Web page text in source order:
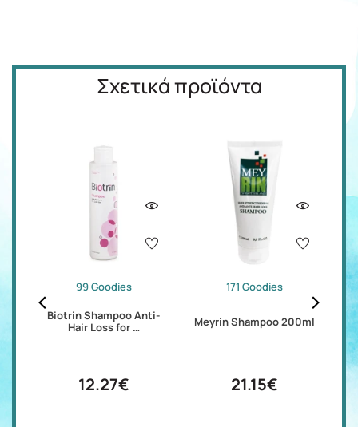
Σχετικά προϊόντα
99 Goodies
Biotrin Shampoo Anti-
Hair Loss for …
12.27€
171 Goodies
Meyrin Shampoo 200ml
21.15€